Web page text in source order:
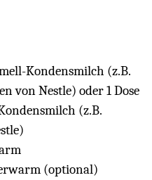
Kondensmilch (z.B.
von Nestle) oder 1 Dose
(z.B.
(optional)